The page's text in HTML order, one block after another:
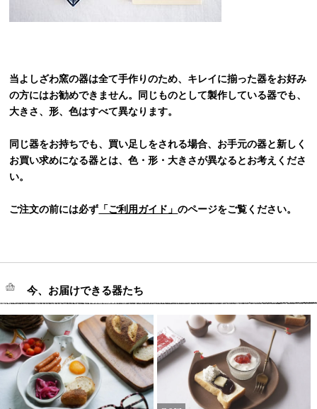
当よしざわ窯の器は全て手作りのため、キレイに揃った器をお好み
の方にはお勧めできません。同じものとして製作している器でも、
大きさ、形、色はすべて異なります。
同じ器をお持ちでも、買い足しをされる場合、お手元の器と新しく
お買い求めになる器とは、色・形・大きさが異なるとお考えくださ
い。
ご注文の前には必ず 「ご利用ガイド」のページをご覧ください。
今、お届けできる器たち